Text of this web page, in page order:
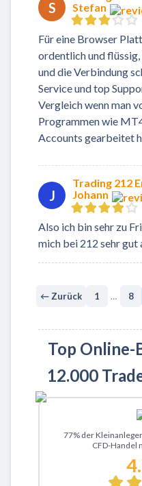
S
Stefan
Für eine Browser
ordentlich und
und die Verbindung
Service und top
Vergleich wenn man
Programmen wie
Accounts gearbeitet
J
Trading 212
Johann
Also ich bin sehr zu
mich bei 212 sehr gut
← Zurück 1 … 8
Top
12.000
77% der
CFD-Handel